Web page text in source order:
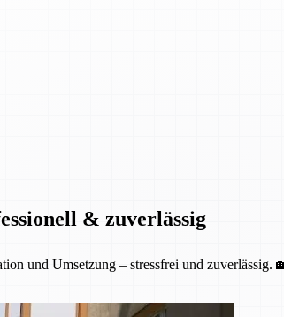
& zuverlässig
und Umsetzung – stressfrei und zuverlässig.